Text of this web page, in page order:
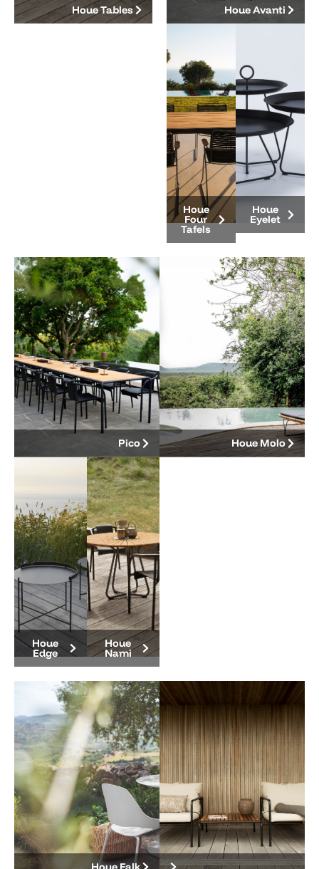
Houe Tables Houe Avanti
Houe
Four
Tafels
Houe
Eyelet
Pico
Houe
Edge
Houe
Nami
Houe Molo